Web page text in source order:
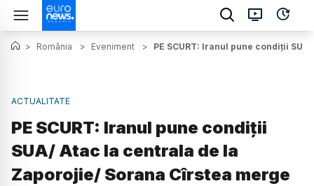
> România > Eveniment > PE SCURT: Iranul pune condiții
ACTUALITATE
PE SCURT: Iranul pune condiții
SUA/ Atac la centrala de la
Zaporojie/ Sorana Cîrstea merge